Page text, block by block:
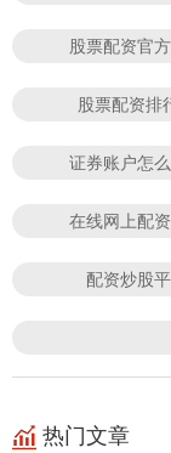
股票配资官
股票配资排
证券账户怎
在线网上配
配资炒股
热门文章